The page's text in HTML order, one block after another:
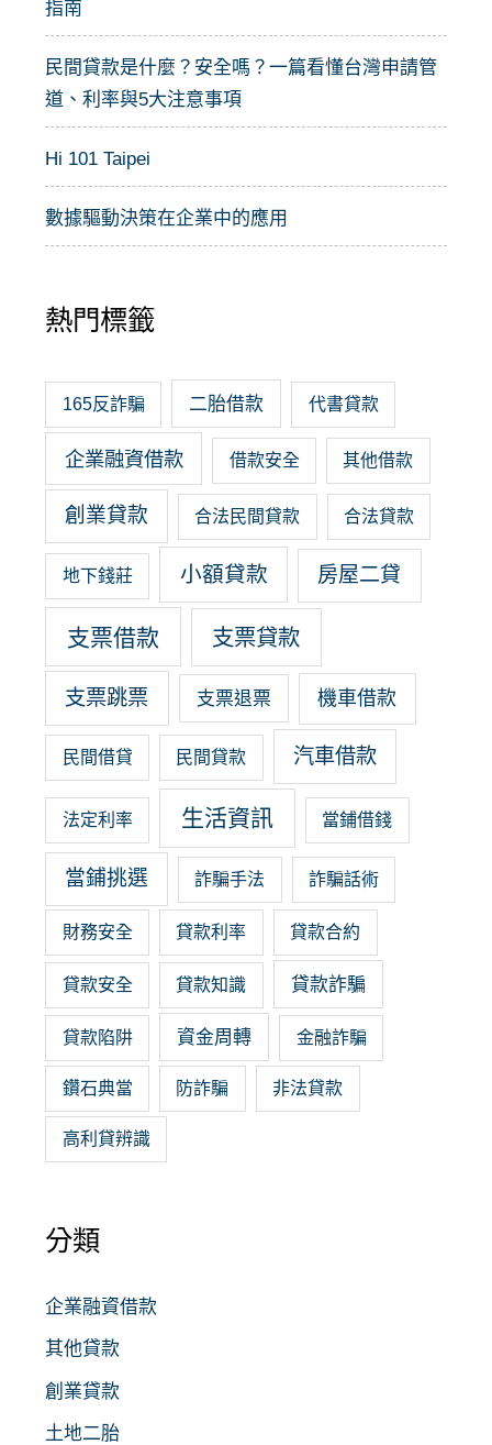
指南
民間貸款是什麼？安全嗎？一篇看懂台灣申請管
道、利率與5大注意事項
Hi 101 Taipei
數據驅動決策在企業中的應用
熱門標籤
165反詐騙 二胎借款 代書貸款
企業融資借款 借款安全 其他借款
創業貸款 合法民間貸款 合法貸款
地下錢莊 小額貸款 房屋二貸
支票借款 支票貸款
支票跳票 支票退票 機車借款
民間借貸 民間貸款 汽車借款
法定利率 生活資訊 當鋪借錢
當鋪挑選 詐騙手法 詐騙話術
財務安全 貸款利率 貸款合約
貸款安全 貸款知識 貸款詐騙
貸款陷阱 資金周轉 金融詐騙
鑽石典當 防詐騙 非法貸款
高利貸辨識
分類
企業融資借款
其他貸款
創業貸款
土地二胎